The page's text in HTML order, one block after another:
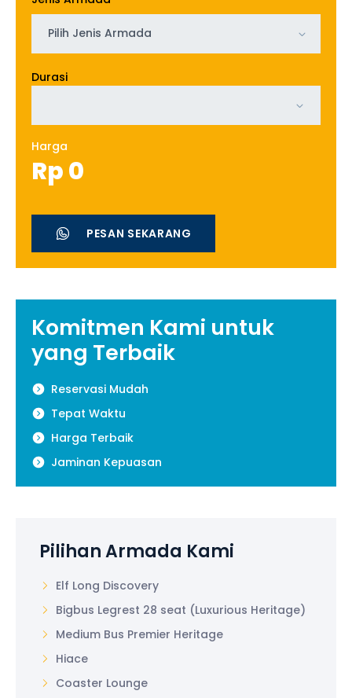
Pilih Jenis Armada
Durasi
Harga
Rp0
PESAN SEKARANG
Komitmen Kami untuk
yang Terbaik
Reservasi Mudah
Tepat Waktu
Harga Terbaik
Jaminan Kepuasan
Pilihan Armada Kami
Elf Long Discovery
Bigbus Legrest 28 seat (Luxurious Heritage)
Medium Bus Premier Heritage
Hiace
Coaster Lounge